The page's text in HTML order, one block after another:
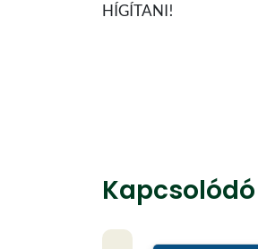
HÍGÍTANI!